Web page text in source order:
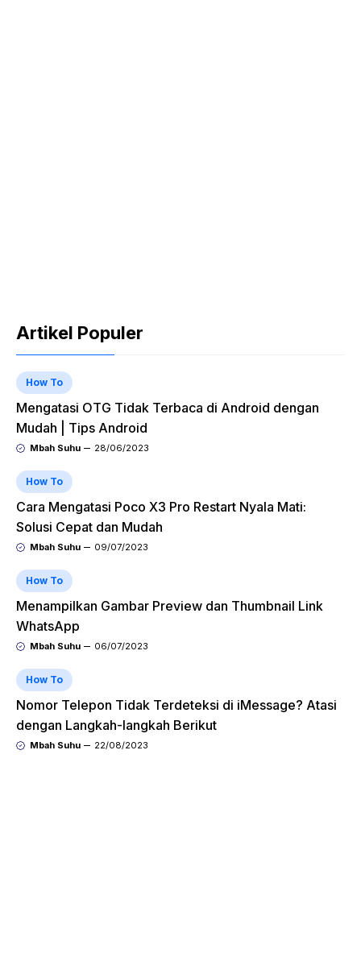
Artikel Populer
How To
Mengatasi OTG Tidak Terbaca di Android dengan
Mudah | Tips Android
Mbah Suhu 28/06/2023
How To
Cara Mengatasi Poco X3 Pro Restart Nyala Mati:
Solusi Cepat dan Mudah
Mbah Suhu 09/07/2023
How To
Menampilkan Gambar Preview dan Thumbnail Link
WhatsApp
Mbah Suhu 06/07/2023
How To
Nomor Telepon Tidak Terdeteksi di iMessage? Atasi
dengan Langkah-langkah Berikut
Mbah Suhu 22/08/2023